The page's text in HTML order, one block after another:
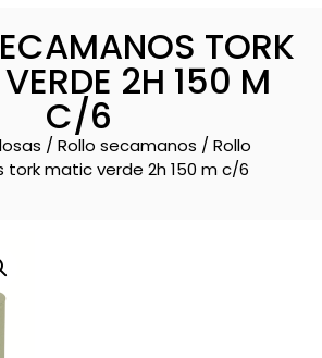
TORK
2H 150 M
C/6
/ Rollo secamanos / Rollo
tork matic verde 2h 150 m c/6